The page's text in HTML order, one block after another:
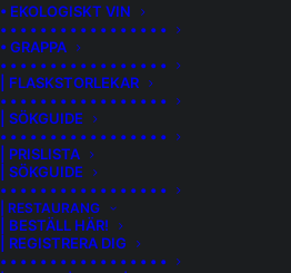
• EKOLOGISKT VIN
• • • • • • • • • • • • • • • • •
• GRAPPA
• • • • • • • • • • • • • • • • •
| FLASKSTORLEKAR
• • • • • • • • • • • • • • • • •
| SÖKGUIDE
• • • • • • • • • • • • • • • • •
| PRISLISTA
| SÖKGUIDE
• • • • • • • • • • • • • • • • •
| RESTAURANG
| BESTÄLL HÄR!
| REGISTRERA DIG
• • • • • • • • • • • • • • • • •
MALVASIA OF SITGES
PINOT AUXERROIS
TINTA FRANCISCA
TINTA RORIZ